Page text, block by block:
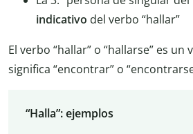
indicativo del verbo “hallar”
El verbo “hallar” o “hallarse” es
significa “encontrar” o
“Halla”: ejemplos